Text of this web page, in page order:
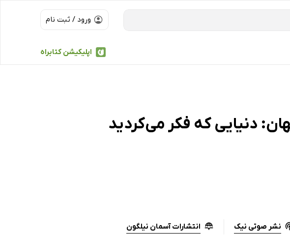
ورود / ثبت نام
اپلیکیشن کتابراه
دنیایی که فکر می‌کردید
نشر صوتی نیک انتشارات آسمان نیلگون